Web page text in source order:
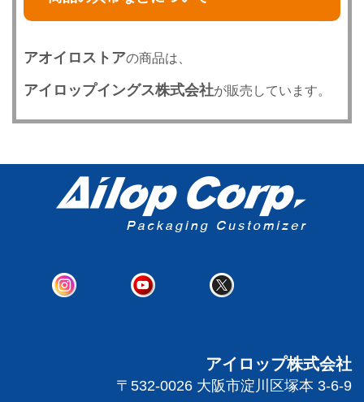
アオイロストアの商品は、
アイロップイングス株式会社が販売しています。
アイロップ株式会社
〒532-0026 大阪市淀川区塚本 3-6-9